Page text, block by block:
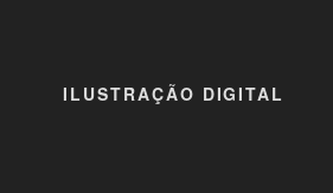
ILUSTRAÇÃO DIGITAL